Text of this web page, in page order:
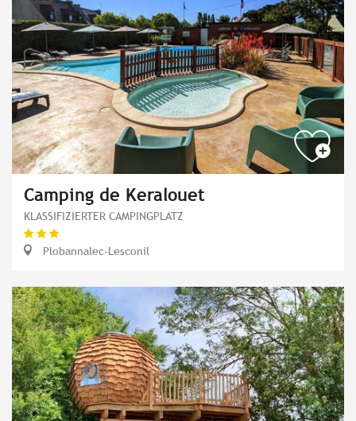
Camping de Keralouet
KLASSIFIZIERTER CAMPINGPLATZ
Plobannalec-Lesconil